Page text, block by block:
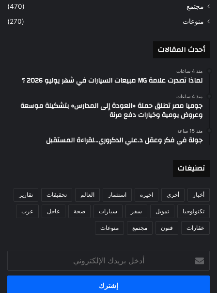
مجتمع
(470)
منوعات
(270)
أحدث المقالات
منذ 4 ساعات
لماذا تصدرت علامة MG مبيعات السيارات في شهر يوليو 2026 ؟
منذ 4 ساعات
جوميا مصر تطلق حملة «العودة إلى المدارس» بتشكيلة موسعة
وعروض يومية وخيارات دفع مرنة
منذ 15 ساعة
جولة في فكر وعقل د.علي الدكروري…لقراءة المستقبل
تصنيغات
أخبار أخري اخيره استثمار العالم تحقيقات تقارير
تكنولوجيا تمويل سفر سيارات صحة عاجل عرب
عقارات فنون مجتمع منوعات
بريدك
الإلكتروني